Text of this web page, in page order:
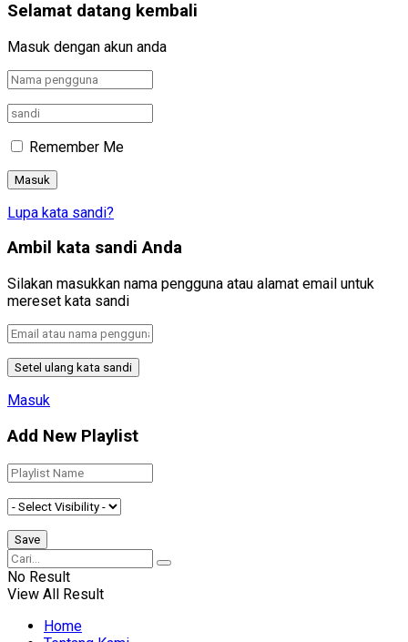
Selamat datang kembali
Masuk dengan akun anda
Remember Me
Lupa kata sandi?
Ambil kata sandi Anda
Silakan masukkan nama pengguna atau alamat email untuk
mereset kata sandi
Masuk
Add New Playlist
No Result
View All Result
Home